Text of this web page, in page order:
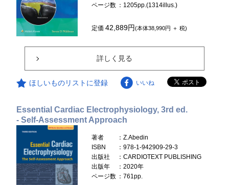
ページ数 ：1205pp.(1314illus.)
定価42,889円(本体38,990円 ＋ 税)
詳しく見る
ほしいものリストに登録 いいね
Essential Cardiac Electrophysiology, 3rd ed.
- Self-Assessment Approach
著者
：Z.Abedin
ISBN
：978-1-942909-29-3
出版社
：CARDIOTEXT PUBLISHING
出版年
：2020年
ページ数 ：761pp.